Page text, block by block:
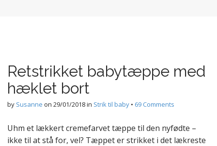
Retstrikket babytæppe med
hæklet bort
by Susanne on 29/01/2018in Strik til baby • 69 Comments
Uhm et lækkert cremefarvet tæppe til den nyfødte –
ikke til at stå for, vel? Tæppet er strikket i det lækreste